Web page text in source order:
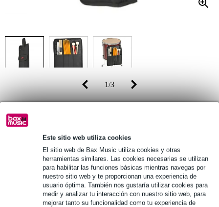
Este sitio web utiliza cookies
El sitio web de Bax Music utiliza cookies y otras
herramientas similares. Las cookies necesarias se utilizan
para habilitar las funciones básicas mientras navegas por
nuestro sitio web y te proporcionan una experiencia de
usuario óptima. También nos gustaría utilizar cookies para
medir y analizar tu interacción con nuestro sitio web, para
mejorar tanto su funcionalidad como tu experiencia de
1/3
PVP 32,00 €
26,00 €
Disponibilidad online
Todavía 16 artículos en stock en el proveedor
añadir a la cesta